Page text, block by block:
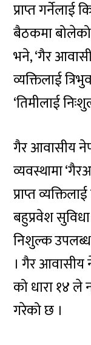
प्राप्त गर्नेलाई
बैठकमा बोलेको
भने, ‘गैर
व्यक्तिलाई
‘तिमीलाई
गैर आवासीय
व्यवस्थामा
प्राप्त
बहुप्रवेश
निशुल्क उपलब्ध
। गैर आवासीय
को धारा १४ ले
गरेको छ ।